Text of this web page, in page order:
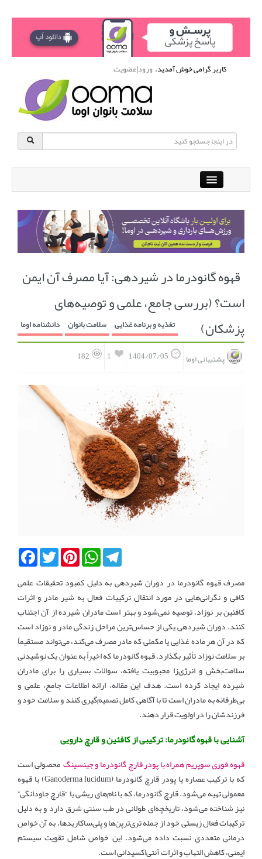
کاربر گرامی خوش آمدید.ورود|عضویت
باشگاه آنلاین ورزشی اوما
دانشنامه سلامت بانوان پرسش و پاسخ
انجمن متخصصین زنان و اوما انتخاب نام کودک
فهرست مواد غذایی اپلیکیشن بارداری و کودک اوما
تماس با ما
قهوه گانودرما در شیردهی: آیا مصرف آن ایمن
است؟ (بررسی جامع، علمی و توصیه‌های
پزشکان)
دانشنامه اوما سلامت بانوان تغذیه و برنامه غذایی
182 1 1404/07/05 پشتیبانی اوما
FacebookTwitterPinterestWhatsAppTelegram
مصرف قهوه گانودرما در دوران شیردهی به دلیل کمبود تحقیقات علمی
کافی و نگرانی‌هایی در مورد انتقال ترکیبات فعال به شیر مادر و اثرات
کافئین بر نوزاد، توصیه نمی‌شود و بهتر است مادران شیرده از آن اجتناب
کنند. دوران شیردهی یکی از حساس‌ترین مراحل زندگی مادر و نوزاد است
که در آن هر ماده غذایی یا مکملی که مادر مصرف می‌کند، می‌تواند مستقیماً
بر سلامت نوزاد تأثیر بگذارد. قهوه گانودرما که اخیراً به عنوان یک نوشیدنی
سلامت‌بخش و انرژی‌زا محبوبیت یافته، سوالات بسیاری را برای مادران
شیرده ایجاد کرده است. هدف این مقاله، ارائه اطلاعات جامع، علمی و
بی‌طرفانه به مادران است تا با آگاهی کامل تصمیم‌گیری کنند و سلامت خود و
فرزندشان را در اولویت قرار دهند.
آشنایی با قهوه گانودرما: ترکیبی از کافئین و قارچ دارویی
قهوه فوری سوپریم همراه با پودر قارچ گانودرما و جینسینگمحصولی است
که با ترکیب عصاره یا پودر قارچ گانودرما (Ganoderma lucidum) با قهوه
معمولی تهیه می‌شود. قارچ گانودرما، که با نام‌های ریشی یا “قارچ جاودانگی”
نیز شناخته می‌شود، تاریخچه‌ای طولانی در طب سنتی شرق دارد و به دلیل
ترکیبات فعال زیستی خود از جمله تری‌ترپن‌ها و پلی‌ساکاریدها، به آن خواص
درمانی متعددی نسبت داده می‌شود. این خواص شامل تقویت سیستم
ایمنی، کاهش التهاب و اثرات آنتی‌اکسیدانی است.